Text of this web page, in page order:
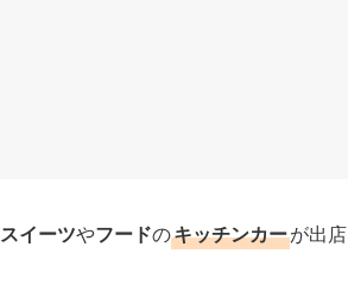
スイーツやフードのキッチンカーが出店